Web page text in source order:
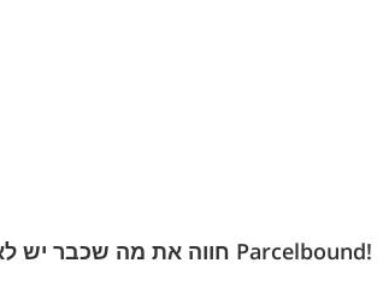
חווה את מה שכבר יש לאחרים והתחל לחסוך עם Parcelbound!